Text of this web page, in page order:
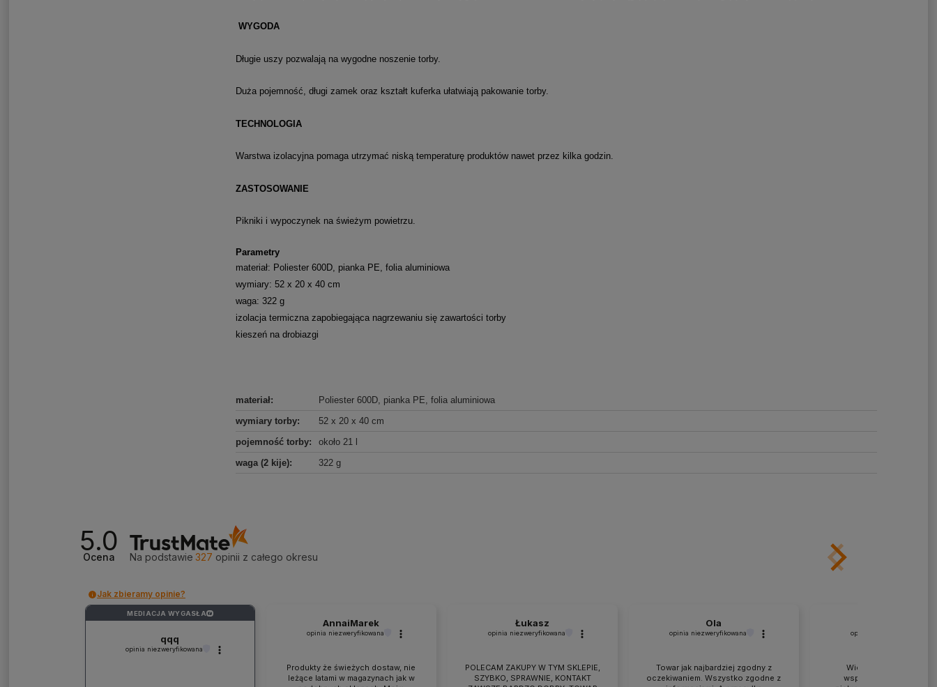
WYGODA
Długie uszy pozwalają na wygodne noszenie torby.
Duża pojemność, długi zamek oraz kształt kuferka ułatwiają pakowanie torby.
TECHNOLOGIA
Warstwa izolacyjna pomaga utrzymać niską temperaturę produktów nawet przez kilka godzin.
ZASTOSOWANIE
Pikniki i wypoczynek na świeżym powietrzu.
Parametry
materiał: Poliester 600D, pianka PE, folia aluminiowa
wymiary: 52 x 20 x 40 cm
waga: 322 g
izolacja termiczna zapobiegająca nagrzewaniu się zawartości torby
kieszeń na drobiazgi
materiał:
Poliester 600D, pianka PE, folia aluminiowa
wymiary torby:
52 x 20 x 40 cm
pojemność torby:
około 21 l
waga (2 kije): 322 g
5.0
Ocena Na podstawie 327 opinii z całego okresu
Jak zbieramy opinie?
MEDIACJA WYGASŁA ?
qqq
opinia niezweryfikowana
AnnaiMarek
opinia niezweryfikowana
Produkty że świeżych dostaw, nie
leżące latami w magazynach jak w
Łukasz
opinia niezweryfikowana
POLECAM ZAKUPY W TYM SKLEPIE,
SZYBKO, SPRAWNIE, KONTAKT
Ola
opinia niezweryfikowana
Towar jak najbardziej zgodny z
oczekiwaniem. Wszystko zgodne z
opinia niezweryfikowana
Wielkie podziękowania
współpracę i doradztwo